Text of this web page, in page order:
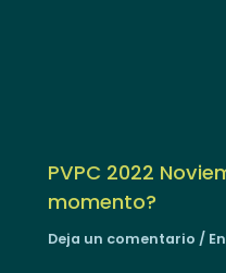
PVPC 2022
momento?
Deja un comentario /